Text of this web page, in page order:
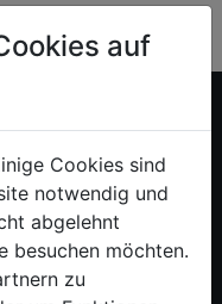
1778
mit einem
auf
Cookies sind
notwendig und
abgelehnt
besuchen möchten.
zu